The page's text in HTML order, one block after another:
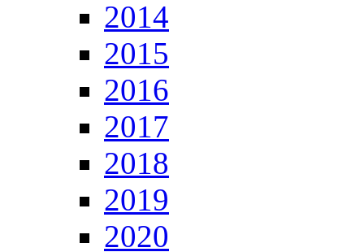
2014
2015
2016
2017
2018
2019
2020